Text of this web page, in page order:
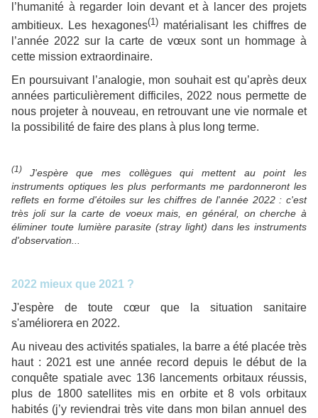
l’humanité à regarder loin devant et à lancer des projets
ambitieux. Les hexagones(1) matérialisant les chiffres de
l’année 2022 sur la carte de vœux sont un hommage à
cette mission extraordinaire.
En poursuivant l’analogie, mon souhait est qu’après deux
années particulièrement difficiles, 2022 nous permette de
nous projeter à nouveau, en retrouvant une vie normale et
la possibilité de faire des plans à plus long terme.
(1) J'espère que mes collègues qui mettent au point les
instruments optiques les plus performants me pardonneront les
reflets en forme d'étoiles sur les chiffres de l'année 2022 : c'est
très joli sur la carte de voeux mais, en général, on cherche à
éliminer toute lumière parasite (stray light) dans les instruments
d'observation...
2022 mieux que 2021 ?
J'espère de toute cœur que la situation sanitaire
s'améliorera en 2022.
Au niveau des activités spatiales, la barre a été placée très
haut : 2021 est une année record depuis le début de la
conquête spatiale avec 136 lancements orbitaux réussis,
plus de 1800 satellites mis en orbite et 8 vols orbitaux
habités (j’y reviendrai très vite dans mon bilan annuel des